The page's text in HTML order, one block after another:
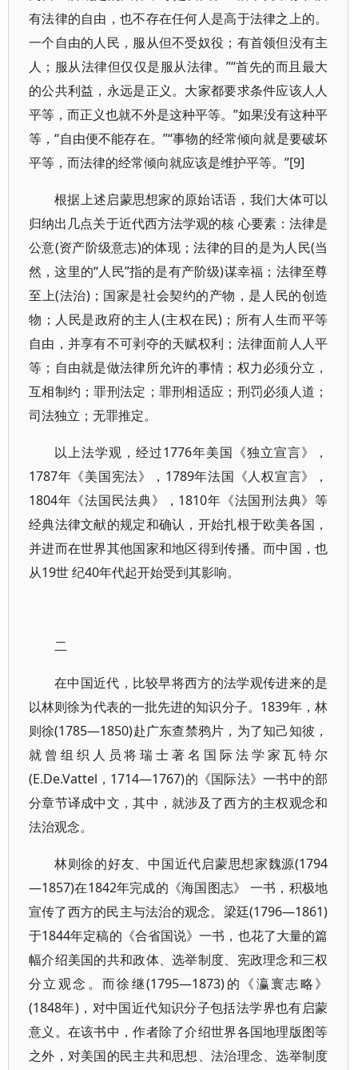
有法律的自由，也不存在任何人是高于法律之上的。
一个自由的人民，服从但不受奴役；有首领但没有主
人；服从法律但仅仅是服从法律。”“首先的而且最大
的公共利益，永远是正义。大家都要求条件应该人人
平等，而正义也就不外是这种平等。”如果没有这种平
等，“自由便不能存在。”“事物的经常倾向就是要破坏
平等，而法律的经常倾向就应该是维护平等。”[9]
根据上述启蒙思想家的原始话语，我们大体可以
归纳出几点关于近代西方法学观的核 心要素：法律是
公意(资产阶级意志)的体现；法律的目的是为人民(当
然，这里的“人民”指的是有产阶级)谋幸福；法律至尊
至上(法治)；国家是社会契约的产物，是人民的创造
物；人民是政府的主人(主权在民)；所有人生而平等
自由，并享有不可剥夺的天赋权利；法律面前人人平
等；自由就是做法律所允许的事情；权力必须分立，
互相制约；罪刑法定；罪刑相适应；刑罚必须人道；
司法独立；无罪推定。
以上法学观，经过1776年美国《独立宣言》，
1787年《美国宪法》，1789年法国《人权宣言》，
1804年《法国民法典》，1810年《法国刑法典》等
经典法律文献的规定和确认，开始扎根于欧美各国，
并进而在世界其他国家和地区得到传播。而中国，也
从19世 纪40年代起开始受到其影响。
二
在中国近代，比较早将西方的法学观传进来的是
以林则徐为代表的一批先进的知识分子。1839年，林
则徐(1785—1850)赴广东查禁鸦片，为了知己知彼，
就曾组织人员将瑞士著名国际法学家瓦特尔
(E.De.Vattel，1714—1767)的《国际法》一书中的部
分章节译成中文，其中，就涉及了西方的主权观念和
法治观念。
林则徐的好友、中国近代启蒙思想家魏源(1794
—1857)在1842年完成的《海国图志》 一书，积极地
宣传了西方的民主与法治的观念。梁廷(1796—1861)
于1844年定稿的《合省国说》一书，也花了大量的篇
幅介绍美国的共和政体、选举制度、宪政理念和三权
分立观念。而徐继(1795—1873)的《瀛寰志略》
(1848年)，对中国近代知识分子包括法学界也有启蒙
意义。在该书中，作者除了介绍世界各国地理版图等
之外，对美国的民主共和思想、法治理念、选举制度